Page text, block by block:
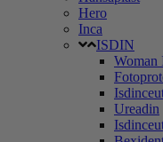
Hero
Inca
ISDIN
Woman
Ureadin